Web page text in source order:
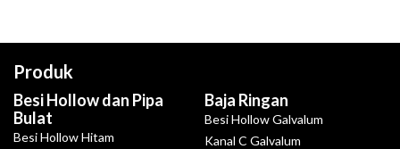
Produk
Besi Hollow dan Pipa
Bulat
Besi Hollow Hitam
Baja Ringan
Besi Hollow Galvalum
Kanal C Galvalum